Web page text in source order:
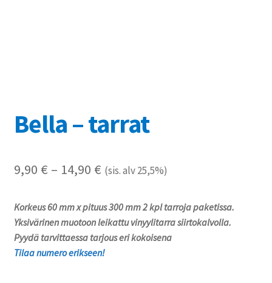
Toimitusehdot
Värikartta
Kassa
Bella – tarrat
9,90 € – 14,90 €Hintaluokka:
-
14,90 €
(sis. alv 25,5%)
Korkeus 60 mm x pituus 300 mm 2 kpl tarroja paketissa.
Yksivärinen muotoon leikattu vinyylitarra siirtokalvolla.
Pyydä tarvittaessa tarjous eri kokoisena
Tilaa numero erikseen!